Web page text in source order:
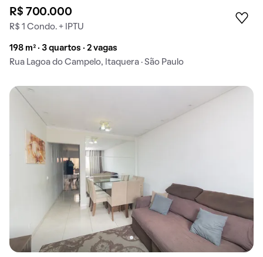
R$ 700.000
R$ 1 Condo. + IPTU
198 m² · 3 quartos · 2 vagas
Rua Lagoa do Campelo, Itaquera · São Paulo